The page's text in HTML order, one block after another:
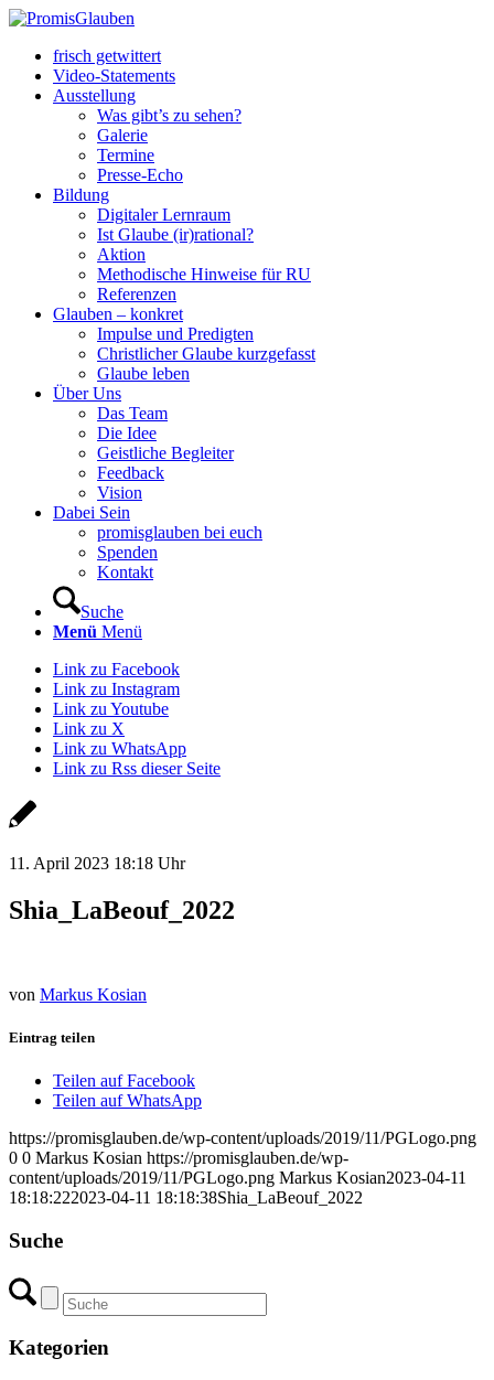
frisch getwittert
Video-Statements
Ausstellung
Was gibt’s zu sehen?
Galerie
Termine
Presse-Echo
Bildung
Digitaler Lernraum
Ist Glaube (ir)rational?
Aktion
Methodische Hinweise für RU
Referenzen
Glauben – konkret
Impulse und Predigten
Christlicher Glaube kurzgefasst
Glaube leben
Über Uns
Das Team
Die Idee
Geistliche Begleiter
Feedback
Vision
Dabei Sein
promisglauben bei euch
Spenden
Kontakt
Suche
Menü Menü
Link zu Facebook
Link zu Instagram
Link zu Youtube
Link zu X
Link zu WhatsApp
Link zu Rss dieser Seite
11. April 2023 18:18 Uhr
Shia_LaBeouf_2022
von Markus Kosian
Eintrag teilen
Teilen auf Facebook
Teilen auf WhatsApp
https://promisglauben.de/wp-content/uploads/2019/11/PGLogo.png
0 0 Markus Kosian https://promisglauben.de/wp-
content/uploads/2019/11/PGLogo.png Markus Kosian2023-04-11
18:18:222023-04-11 18:18:38Shia_LaBeouf_2022
Suche
Kategorien